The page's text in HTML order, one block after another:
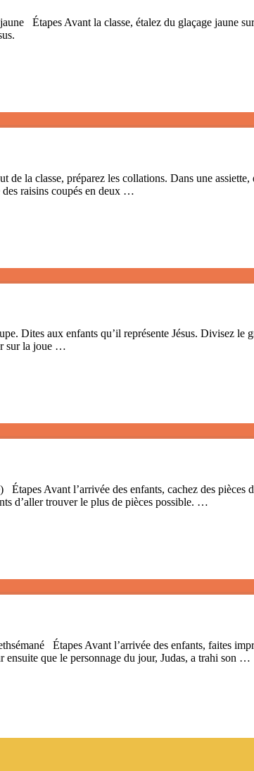
Étapes Avant la classe, étalez du glaçage jaune
la classe, préparez les collations. Dans une
des raisins coupés en deux …
aux enfants qu’il représente Jésus. Divisez le
sur la joue …
Avant l’arrivée des enfants, cachez des pièces
d’aller trouver le plus de pièces possible. …
Étapes Avant l’arrivée des enfants, faites
ensuite que le personnage du jour, Judas, a trahi son …